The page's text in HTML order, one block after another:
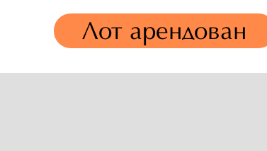
Лот арендован